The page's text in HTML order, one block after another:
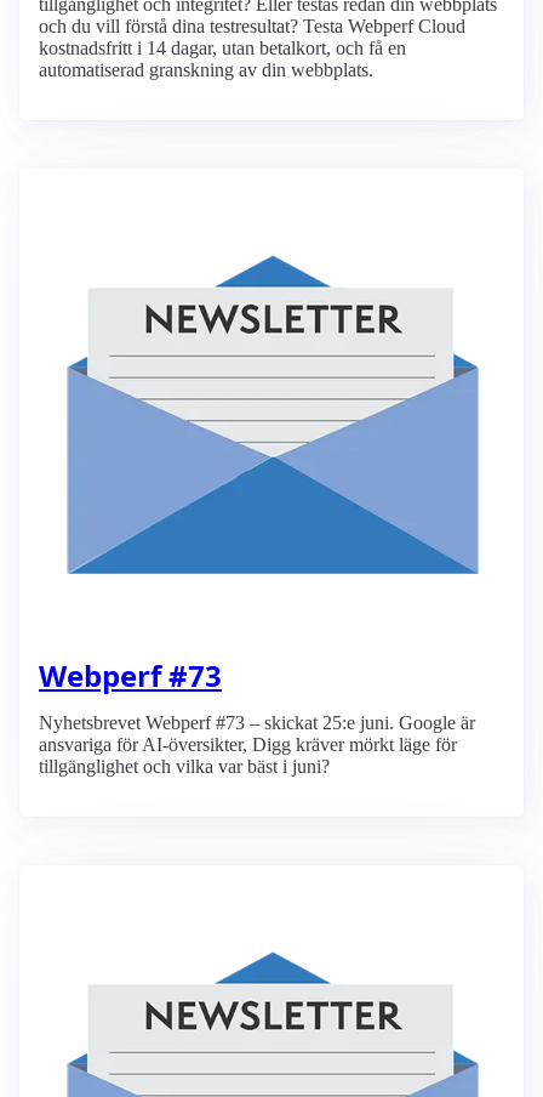
tillgänglighet och integritet? Eller testas redan din webbplats
och du vill förstå dina testresultat? Testa Webperf Cloud
kostnadsfritt i 14 dagar, utan betalkort, och få en
automatiserad granskning av din webbplats.
Webperf #73
Nyhetsbrevet Webperf #73 – skickat 25:e juni. Google är
ansvariga för AI-översikter, Digg kräver mörkt läge för
tillgänglighet och vilka var bäst i juni?